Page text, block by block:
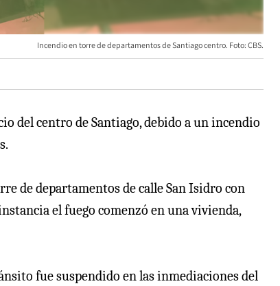
Incendio en torre de departamentos de Santiago centro. Foto: CBS.
del centro de Santiago, debido a un incendio
de departamentos de calle San Isidro con
el fuego comenzó en una vivienda,
fue suspendido en las inmediaciones del